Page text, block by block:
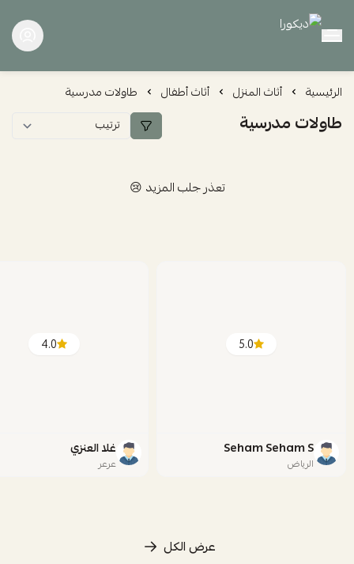
ديكورا
الرئيسية أثاث المنزل أثاث أطفال طاولات مدرسية
طاولات مدرسية
تعذر جلب المزيد 😢
5.0
Seham Seham S
الرياض
4.0
غلا العنزي
عرعر
عرض الكل